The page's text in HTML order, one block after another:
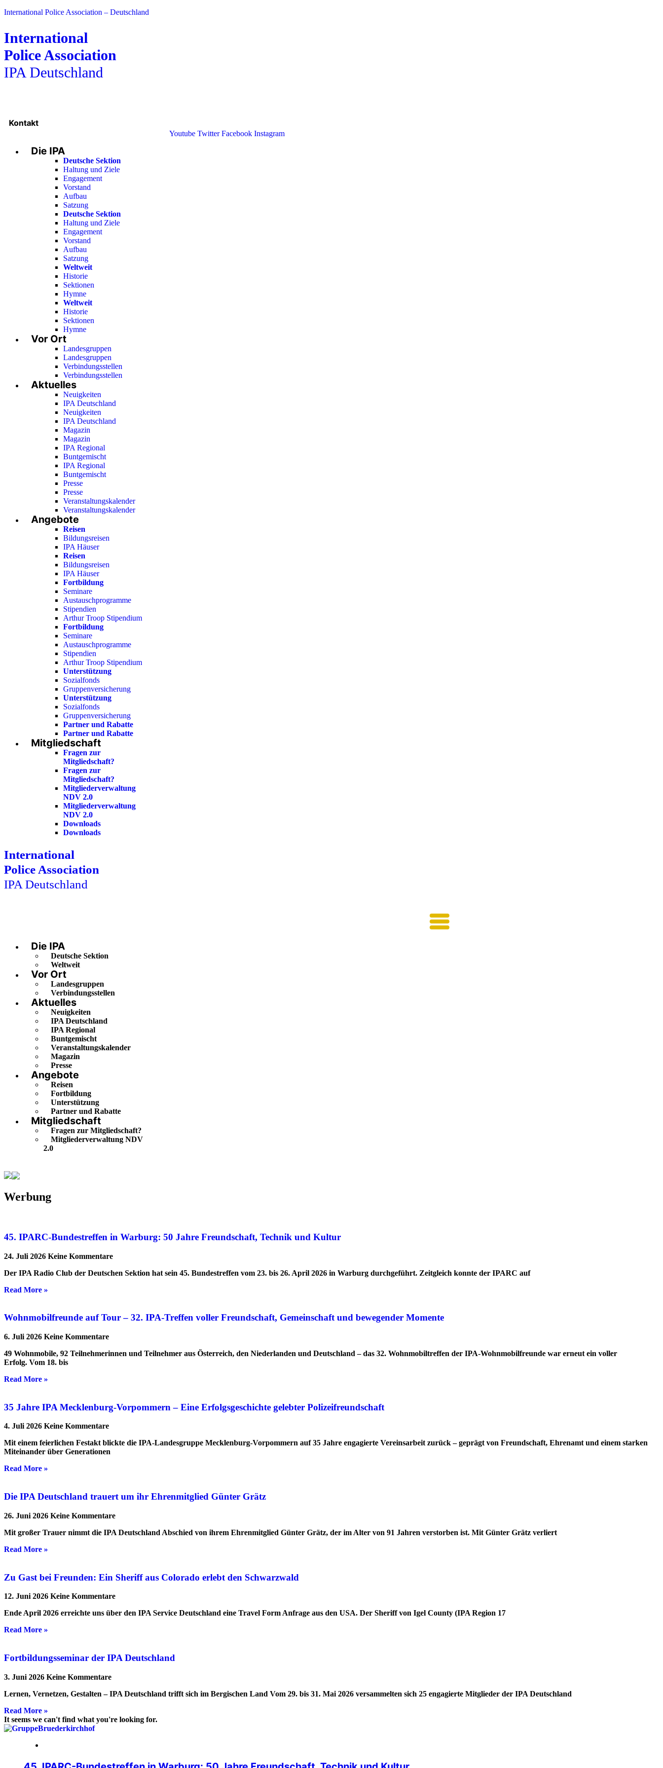
International Police Association – Deutschland
International
Police Association
IPA Deutschland
Kontakt
Youtube Twitter Facebook Instagram
Die IPA
Deutsche Sektion
Haltung und Ziele
Engagement
Vorstand
Aufbau
Satzung
Deutsche Sektion
Haltung und Ziele
Engagement
Vorstand
Aufbau
Satzung
Weltweit
Historie
Sektionen
Hymne
Weltweit
Historie
Sektionen
Hymne
Vor Ort
Landesgruppen
Landesgruppen
Verbindungsstellen
Verbindungsstellen
Aktuelles
Neuigkeiten
IPA Deutschland
Neuigkeiten
IPA Deutschland
Magazin
Magazin
IPA Regional
Buntgemischt
IPA Regional
Buntgemischt
Presse
Presse
Veranstaltungskalender
Veranstaltungskalender
Angebote
Reisen
Bildungsreisen
IPA Häuser
Reisen
Bildungsreisen
IPA Häuser
Fortbildung
Seminare
Austauschprogramme
Stipendien
Arthur Troop Stipendium
Fortbildung
Seminare
Austauschprogramme
Stipendien
Arthur Troop Stipendium
Unterstützung
Sozialfonds
Gruppenversicherung
Unterstützung
Sozialfonds
Gruppenversicherung
Partner und Rabatte
Partner und Rabatte
Mitgliedschaft
Fragen zur
Mitgliedschaft?
Fragen zur
Mitgliedschaft?
Mitgliederverwaltung
NDV 2.0
Mitgliederverwaltung
NDV 2.0
Downloads
Downloads
International
Police Association
IPA Deutschland
Main
Menu
Die IPA
Deutsche Sektion
Weltweit
Vor Ort
Landesgruppen
Verbindungsstellen
Aktuelles
Neuigkeiten
IPA Deutschland
IPA Regional
Buntgemischt
Veranstaltungskalender
Magazin
Presse
Angebote
Reisen
Fortbildung
Unterstützung
Partner und Rabatte
Mitgliedschaft
Fragen zur Mitgliedschaft?
Mitgliederverwaltung NDV
2.0
Werbung
45. IPARC-Bundestreffen in Warburg: 50 Jahre Freundschaft, Technik und Kultur
24. Juli 2026 Keine Kommentare
Der IPA Radio Club der Deutschen Sektion hat sein 45. Bundestreffen vom 23. bis 26. April 2026 in Warburg durchgeführt. Zeitgleich konnte der IPARC auf
Read More »
Wohnmobilfreunde auf Tour – 32. IPA-Treffen voller Freundschaft, Gemeinschaft und bewegender Momente
6. Juli 2026 Keine Kommentare
49 Wohnmobile, 92 Teilnehmerinnen und Teilnehmer aus Österreich, den Niederlanden und Deutschland – das 32. Wohnmobiltreffen der IPA-Wohnmobilfreunde war erneut ein voller
Erfolg. Vom 18. bis
Read More »
35 Jahre IPA Mecklenburg-Vorpommern – Eine Erfolgsgeschichte gelebter Polizeifreundschaft
4. Juli 2026 Keine Kommentare
Mit einem feierlichen Festakt blickte die IPA-Landesgruppe Mecklenburg-Vorpommern auf 35 Jahre engagierte Vereinsarbeit zurück – geprägt von Freundschaft, Ehrenamt und einem starken
Miteinander über Generationen
Read More »
Die IPA Deutschland trauert um ihr Ehrenmitglied Günter Grätz
26. Juni 2026 Keine Kommentare
Mit großer Trauer nimmt die IPA Deutschland Abschied von ihrem Ehrenmitglied Günter Grätz, der im Alter von 91 Jahren verstorben ist. Mit Günter Grätz verliert
Read More »
Zu Gast bei Freunden: Ein Sheriff aus Colorado erlebt den Schwarzwald
12. Juni 2026 Keine Kommentare
Ende April 2026 erreichte uns über den IPA Service Deutschland eine Travel Form Anfrage aus den USA. Der Sheriff von Igel County (IPA Region 17
Read More »
Fortbildungsseminar der IPA Deutschland
3. Juni 2026 Keine Kommentare
Lernen, Vernetzen, Gestalten – IPA Deutschland trifft sich im Bergischen Land Vom 29. bis 31. Mai 2026 versammelten sich 25 engagierte Mitglieder der IPA Deutschland
Read More »
It seems we can't find what you're looking for.